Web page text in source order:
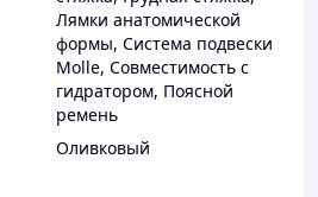
Лямки анатомической
формы, Система подвески
Molle, Совместимость с
гидратором, Поясной
ремень
Оливковый